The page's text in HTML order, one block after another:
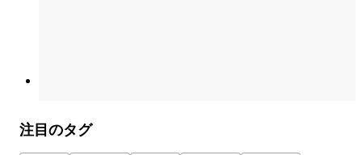
注目のタグ